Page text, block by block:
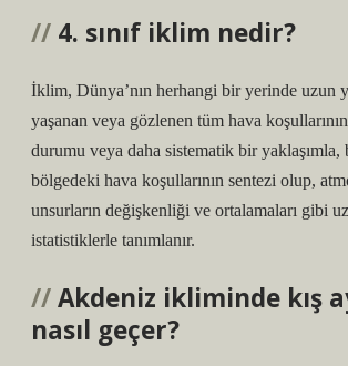
4. sınıf iklim nedir?
İklim, Dünya’nın herhangi bir yerinde uzun
yaşanan veya gözlenen tüm hava
durumu veya daha sistematik bir
bölgedeki hava koşullarının sentezi olup,
unsurların değişkenliği ve ortalamaları gibi
istatistiklerle tanımlanır.
Akdeniz ikliminde kış
nasıl geçer?